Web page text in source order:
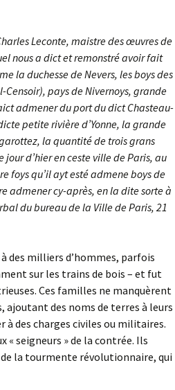
Leconte, maistre des œuvres de
nous a dict et remonstré avoir fait
la duchesse de Nevers, les boys des
Censoir), pays de Nivernoys, grande
admener du port du dict Chasteau-
petite rivière d’Yonne, la grande
la quantité de trois grans
d’hier en ceste ville de Paris, au
foys qu’il ayt esté admene boys de
admener cy-après, en la dite sorte à
du bureau de la Ville de Paris, 21
des milliers d’hommes, parfois
sur les trains de bois – et fut
Ces familles ne manquèrent
ajoutant des noms de terres à leurs
des charges civiles ou militaires.
seigneurs » de la contrée. Ils
la tourmente révolutionnaire, qui